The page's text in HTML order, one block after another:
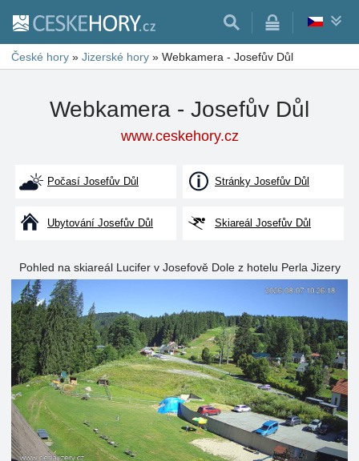
České hory » Jizerské hory » Webkamera - Josefův Důl
Webkamera - Josefův Důl
www.ceskehory.cz
Počasí Josefův Důl Stránky Josefův Důl
Ubytování Josefův Důl Skiareál Josefův Důl
Pohled na skiareál Lucifer v Josefově Dole z hotelu Perla Jizery